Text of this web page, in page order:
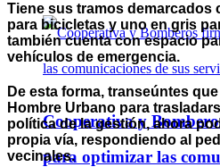
Cooperativa y
para optimizar las
Tiene sus tramos demarcados
para bicicletas y uno en gris
también cuenta con espacio
vehículos de emergencia.
De esta forma, transeúntes
Hombre Urbano para
política de la gestión, ahora
propia vía, respondiendo al
vecinales.